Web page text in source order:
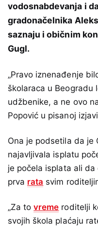
vodosnabdevanja i
gradonačelnika
saznaju i običnim
Gugl.
„Pravo iznenađenje
školaraca u Beogradu
udžbenike, a ne ovo
Popović u pisanoj
Ona je podsetila da je
najavljivala isplatu
je počela isplata ali
prva rata svim
„Za tovreme roditelji
svojih škola plaćaju